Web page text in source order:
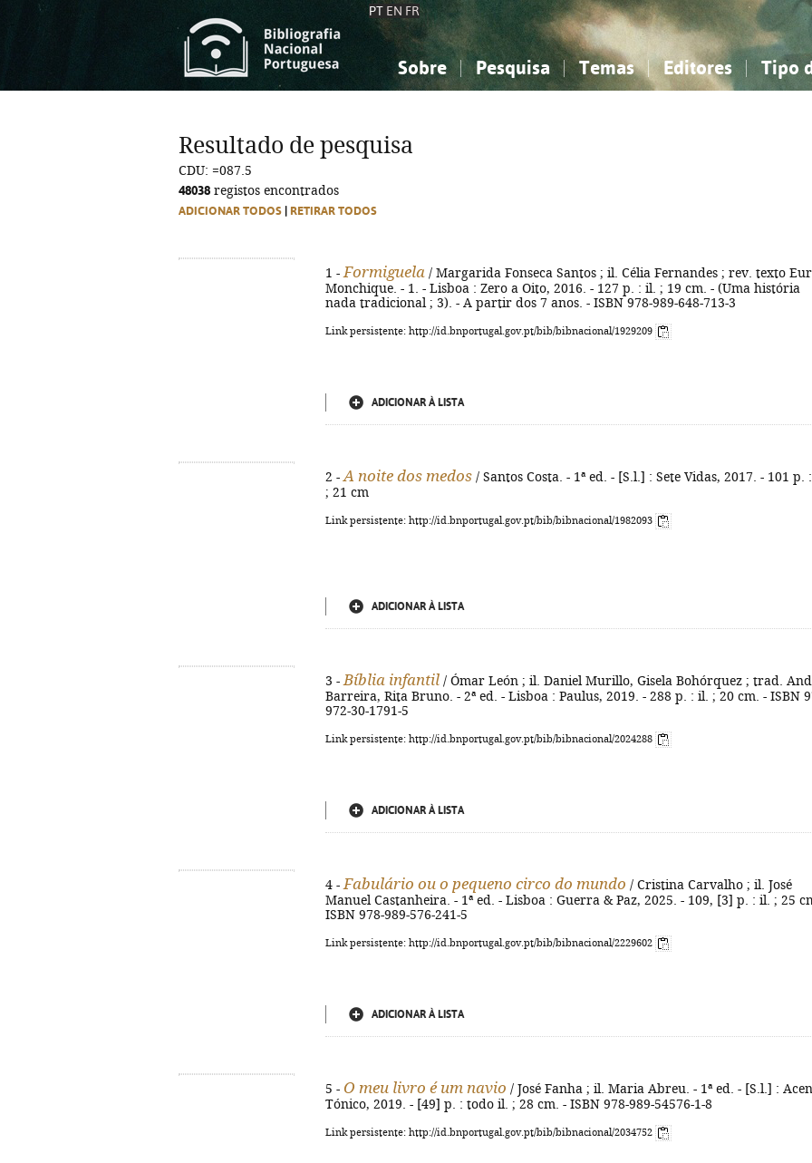
PT EN FR
Sobre Pesquisa Temas
Ciências sociais...
Editores Tipo
Ciências sociais...
Resultado de pesquisa
CDU: =087.5
48038 registos encontrados
ADICIONAR TODOS RETIRAR TODOS
1 - Formiguela / Margarida Fonseca Santos ; il. Célia Fernandes ; rev. texto
Monchique. - 1. - Lisboa : Zero a Oito, 2016. - 127 p. : il. ; 19 cm. - (Uma história
nada tradicional ; 3). - A partir dos 7 anos. - ISBN 978-989-648-713-3
Link persistente: http://id.bnportugal.gov.pt/bib/bibnacional/1929209
ADICIONAR À LISTA
2 - A noite dos medos / Santos Costa. - 1ª ed. - [S.l.] : Sete Vidas, 2017. - 101 p. :
; 21 cm
Link persistente: http://id.bnportugal.gov.pt/bib/bibnacional/1982093
ADICIONAR À LISTA
3 - Bíblia infantil / Ómar León ; il. Daniel Murillo, Gisela Bohórquez ; trad.
Barreira, Rita Bruno. - 2ª ed. - Lisboa : Paulus, 2019. - 288 p. : il. ; 20 cm. - ISBN
972-30-1791-5
Link persistente: http://id.bnportugal.gov.pt/bib/bibnacional/2024288
ADICIONAR À LISTA
4 - Fabulário ou o pequeno circo do mundo / Cristina Carvalho ; il. José
Manuel Castanheira. - 1ª ed. - Lisboa : Guerra & Paz, 2025. - 109, [3] p. : il. ; 25
ISBN 978-989-576-241-5
Link persistente: http://id.bnportugal.gov.pt/bib/bibnacional/2229602
ADICIONAR À LISTA
5 - O meu livro é um navio / José Fanha ; il. Maria Abreu. - 1ª ed. - [S.l.] :
Tónico, 2019. - [49] p. : todo il. ; 28 cm. - ISBN 978-989-54576-1-8
Link persistente: http://id.bnportugal.gov.pt/bib/bibnacional/2034752